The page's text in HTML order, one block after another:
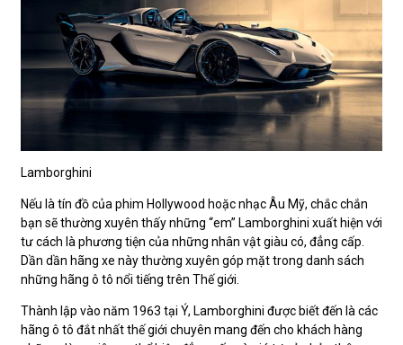
Lamborghini
Nếu là tín đồ của phim Hollywood hoặc nhạc Âu Mỹ, chắc chắn
bạn sẽ thường xuyên thấy những “em” Lamborghini xuất hiện với
tư cách là phương tiện của những nhân vật giàu có, đẳng cấp.
Dần dần hãng xe này thường xuyên góp mặt trong danh sách
những hãng ô tô nổi tiếng trên Thế giới.
Thành lập vào năm 1963 tại Ý, Lamborghini được biết đến là các
hãng ô tô đắt nhất thế giới chuyên mang đến cho khách hàng